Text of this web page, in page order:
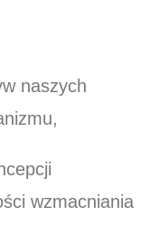
naszych
wzmacniania